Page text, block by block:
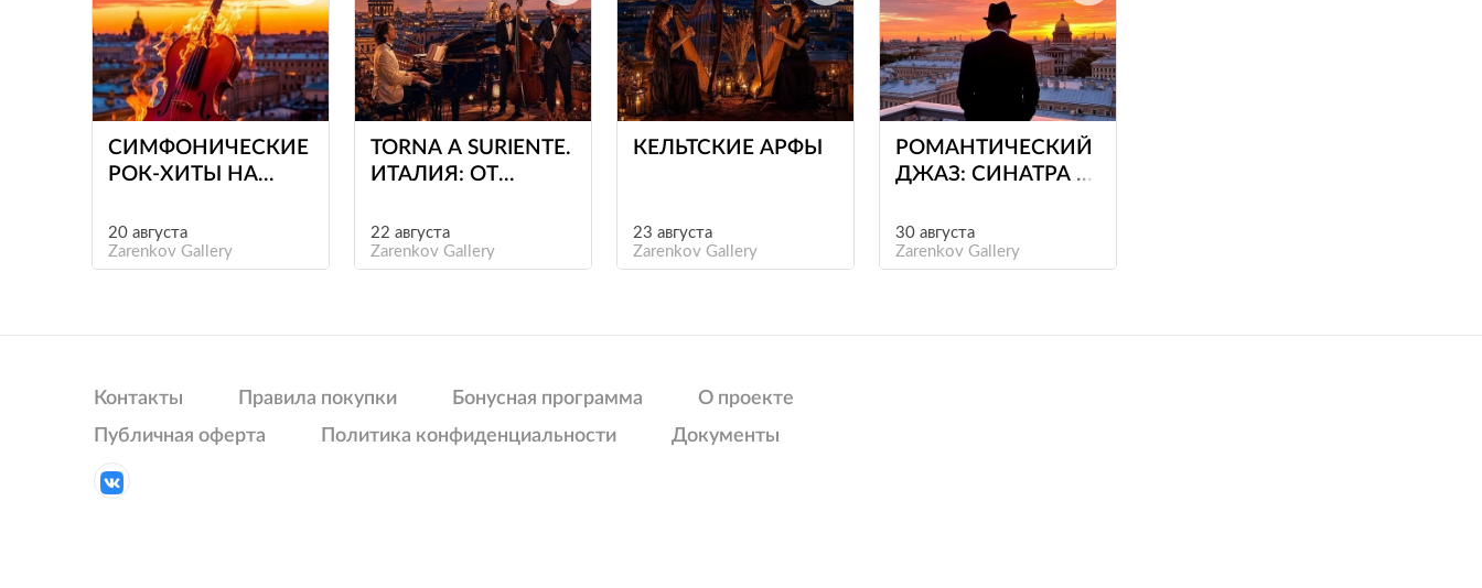
е
СИМФОНИЧЕСКИЕ
РОК-ХИТЫ НА
20 августа
Zarenkov Gallery
е
TORNA A SURIENTE.
ИТАЛИЯ: ОТ
ЛОРЕТТИ ДО
АДРИАНО
22 августа
Zarenkov Gallery
КЕЛЬТСКИЕ АРФЫ
23 августа
Zarenkov Gallery
е
РОМАНТИЧЕСКИЙ
ДЖАЗ: СИНАТРА И
30 августа
Zarenkov Gallery
Контакты Правила покупки Бонусная программа
О проекте
Публичная оферта
Политика конфиденциальности Документы